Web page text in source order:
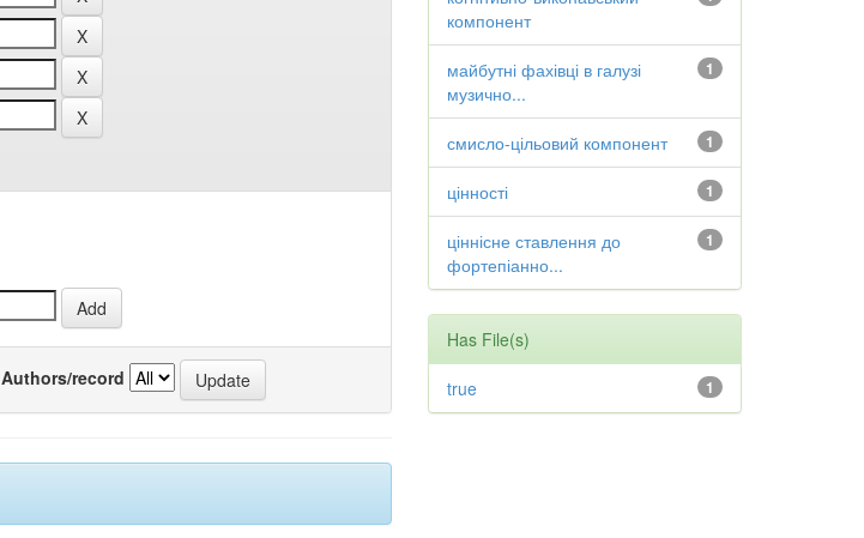
Authors/record
компонент
1
майбутні фахівці в галузі
музично...
1
смисло-цільовий компонент
1
цінності
1
ціннісне ставлення до
фортепіанно...
Has File(s)
1
true